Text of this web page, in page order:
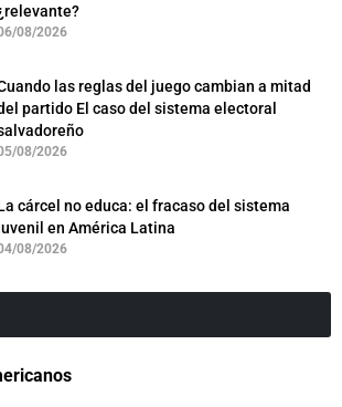
08/2026
las reglas del juego cambian a mitad
partido El caso del sistema electoral
08/2026
cárcel no educa: el fracaso del sistema
en América Latina
08/2026